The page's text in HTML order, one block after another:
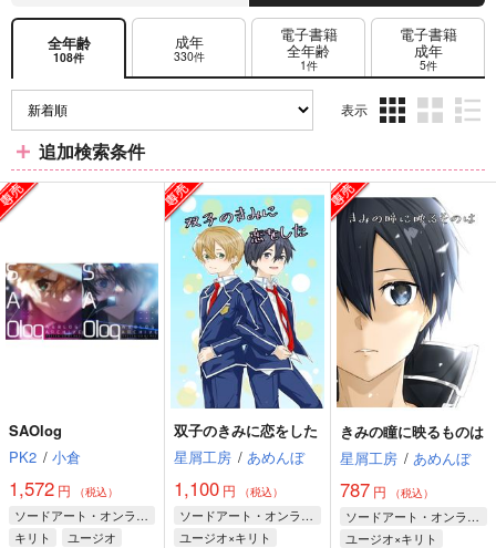
全年齢
108件
成年
330件
電子書籍
全年齢
1件
電子書籍
成年
5件
表示
ム
表
示
ム
表
示
ム
表
追加検索条件
SAOlog
PK2 / 小倉
1,572 円 （税込）
ソードアート・オンライン
キリト
ユージオ
双子のきみに恋をした
星屑工房 / あめんぼ
1,100 円 （税込）
ソードアート・オンライン
ユージオ×キリト
きみの瞳に映るものは
星屑工房 / あめんぼ
787円 （税込）
ソードアート・オンライン
ユージオ×キリト